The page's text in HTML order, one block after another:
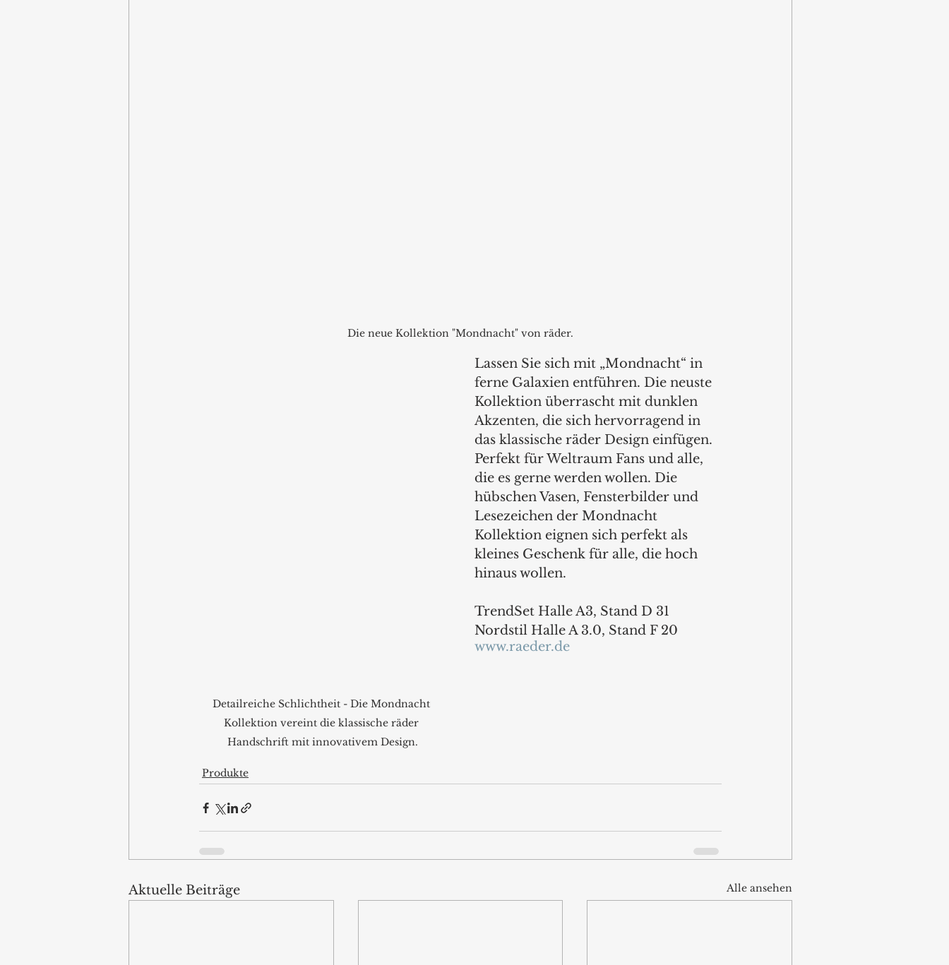
Die neue Kollektion "Mondnacht" von räder.
Detailreiche Schlichtheit - Die Mondnacht
Kollektion vereint die klassische räder
Handschrift mit innovativem Design.
Lassen Sie sich mit „Mondnacht“ in
ferne Galaxien entführen. Die neuste
Kollektion überrascht mit dunklen
Akzenten, die sich hervorragend in
das klassische räder Design einfügen.
Perfekt für Weltraum Fans und alle,
die es gerne werden wollen. Die
hübschen Vasen, Fensterbilder und
Lesezeichen der Mondnacht
Kollektion eignen sich perfekt als
kleines Geschenk für alle, die hoch
hinaus wollen.
TrendSet Halle A3, Stand D 31
Nordstil Halle A 3.0, Stand F 20
www.raeder.de
Produkte
Aktuelle Beiträge Alle ansehen